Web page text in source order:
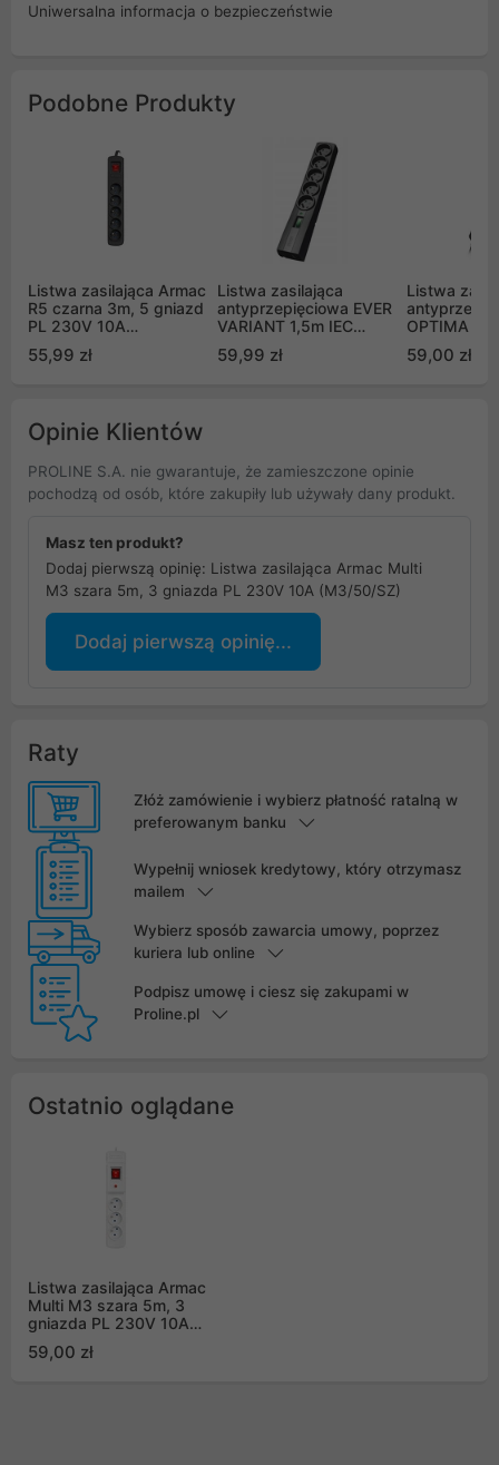
Uniwersalna informacja o bezpieczeństwie
Podobne Produkty
Listwa zasilająca Armac
R5 czarna 3m, 5 gniazd
PL 230V 10A
55,99 zł
Listwa zasilająca
antyprzepięciowa EVER
VARIANT 1,5m IEC
59,99 zł
Listwa
OPTIMA
59,00 zł
Opinie Klientów
PROLINE S.A. nie gwarantuje, że zamieszczone opinie
pochodzą od osób, które zakupiły lub używały dany produkt.
Masz ten produkt?
Dodaj pierwszą opinię: Listwa zasilająca Armac Multi
M3 szara 5m, 3 gniazda PL 230V 10A (M3/50/SZ)
Dodaj pierwszą opinię...
Raty
Złóż zamówienie i wybierz płatność ratalną w
preferowanym banku
Wypełnij wniosek kredytowy, który otrzymasz
mailem
Wybierz sposób zawarcia umowy, poprzez
kuriera lub online
Podpisz umowę i ciesz się zakupami w
Proline.pl
Ostatnio oglądane
Listwa zasilająca Armac
Multi M3 szara 5m, 3
gniazda PL 230V 10A
59,00 zł